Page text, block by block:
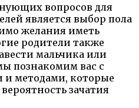
вопросов для
является выбор пола
желания иметь
родители также
мальчика или
познакомим вас с
и методами, которые
зачатия